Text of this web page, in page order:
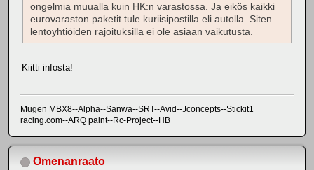
ongelmia muualla kuin HK:n varastossa. Ja eikös kaikki
eurovaraston paketit tule kuriisipostilla eli autolla. Siten
lentoyhtiöiden rajoituksilla ei ole asiaan vaikutusta.
Kiitti infosta!
Mugen MBX8--Alpha--Sanwa--SRT--Avid--Jconcepts--Stickit1
racing.com--ARQ paint--Rc-Project--HB
Omenanraato